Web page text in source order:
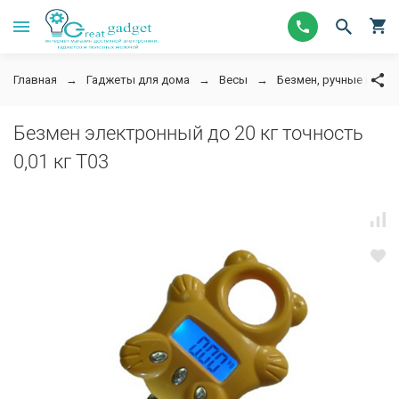
Главная Гаджеты для дома Весы Безмен, ручные весы
Безмен электронный до 20 кг точность
0,01 кг T03